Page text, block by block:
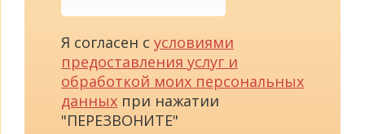
Я согласен с условиями
предоставления услуг и
обработкой моих персональных
данных при нажатии
"ПЕРЕЗВОНИТЕ"